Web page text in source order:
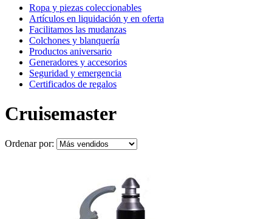
Ropa y piezas coleccionables
Artículos en liquidación y en oferta
Facilitamos las mudanzas
Colchones y blanquería
Productos aniversario
Generadores y accesorios
Seguridad y emergencia
Certificados de regalos
Cruisemaster
Ordenar por: